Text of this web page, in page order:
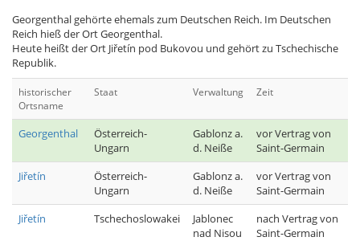
Georgenthal gehörte ehemals zum Deutschen Reich. Im Deutschen
Reich hieß der Ort Georgenthal.
Heute heißt der Ort Jiřetín pod Bukovou und gehört zu Tschechische
Republik.
historischer
Ortsname
Staat Verwaltung Zeit
Georgenthal
Österreich-
Ungarn
Gablonz a.
d. Neiße
vor Vertrag von
Saint-Germain
Jiřetín
Österreich-
Ungarn
Gablonz a.
d. Neiße
vor Vertrag von
Saint-Germain
Jiřetín
Tschechoslowakei
Jablonec
nad Nisou
nach Vertrag von
Saint-Germain